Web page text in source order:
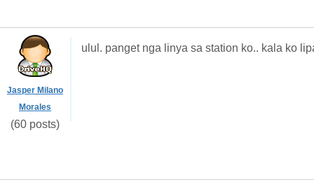
Jasper Milano
Morales
(60 posts)
ulul. panget nga linya sa station ko.. kala ko